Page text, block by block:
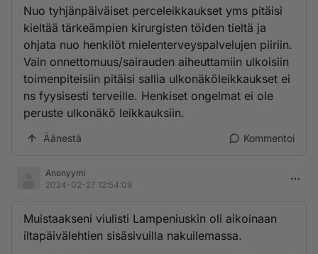
Nuo tyhjänpäiväiset perceleikkaukset yms pitäisi
kieltää tärkeämpien kirurgisten töiden tieltä ja
ohjata nuo henkilöt mielenterveyspalvelujen piiriin.
Vain onnettomuus/sairauden aiheuttamiin ulkoisiin
toimenpiteisiin pitäisi sallia ulkonäköleikkaukset ei
ns fyysisesti terveille. Henkiset ongelmat ei ole
peruste ulkonäkö leikkauksiin.
Äänestä Kommentoi
Anonyymi
2024-02-27 12:54:09
Muistaakseni viulisti Lampeniuskin oli aikoinaan
iltapäivälehtien sisäsivuilla nakuilemassa.